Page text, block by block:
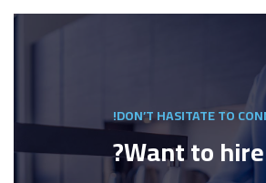
DON’T HASITATE TO
Want to hire